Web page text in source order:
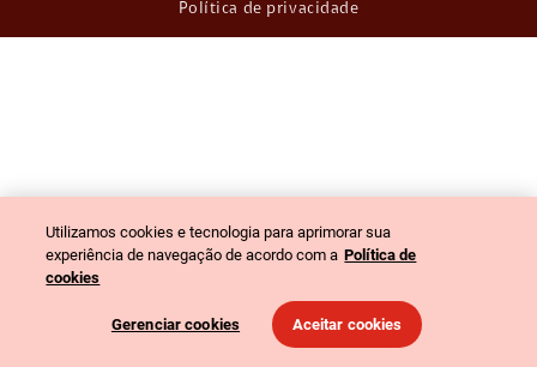
Política de privacidade
Utilizamos cookies e tecnologia para aprimorar sua
experiência de navegação de acordo com a Política de
cookies
Gerenciar cookies Aceitar cookies